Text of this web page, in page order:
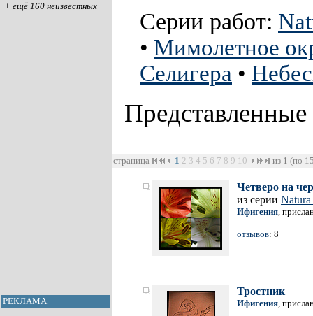
+ ещё 160 неизвестных
РЕКЛАМА
Серии работ:
• Мимолетное
Селигера •
страница 1 2 3 4 5 6 7 8 9 10 из 1 (по
Четверо на
из серии
Ифигения,
отзывов: 8
Тростник
Ифигения,